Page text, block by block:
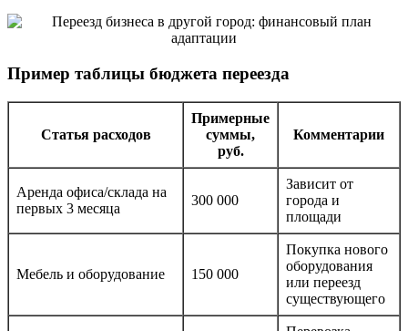
Пример таблицы бюджета переезда
Статья расходов
Примерные
суммы,
руб.
Комментарии
Аренда офиса/склада на
первых 3 месяца
300 000
Зависит от
города и
площади
Мебель и оборудование 150 000
Покупка нового
оборудования
или переезд
существующего